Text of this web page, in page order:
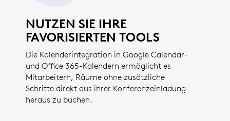
NUTZEN SIE IHRE
FAVORISIERTEN TOOLS
Die Kalenderintegration in Google Calendar-
und Office 365-Kalendern ermöglicht es
Mitarbeitern, Räume ohne zusätzliche
Schritte direkt aus ihrer Konferenzeinladung
heraus zu buchen.